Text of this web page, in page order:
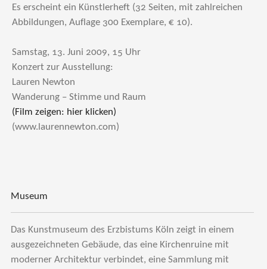
Es erscheint ein Künstlerheft (32 Seiten, mit zahlreichen
Abbildungen, Auflage 300 Exemplare, € 10).
Samstag, 13. Juni 2009, 15 Uhr
Konzert zur Ausstellung:
Lauren Newton
Wanderung – Stimme und Raum
(Film zeigen: hier klicken)
(www.laurennewton.com)
Museum
Das Kunstmuseum des Erzbistums Köln zeigt in einem
ausgezeichneten Gebäude, das eine Kirchenruine mit
moderner Architektur verbindet, eine Sammlung mit